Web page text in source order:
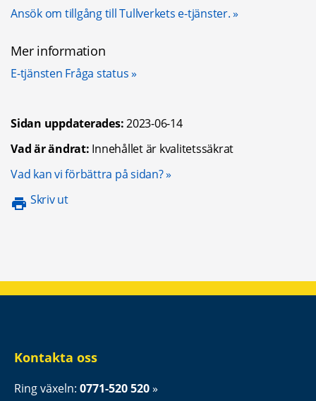
Ansök om tillgång till Tullverkets e-tjänster.
Mer information
E-tjänsten Fråga status
Sidan uppdaterades:2023-06-14
Vad är ändrat: Innehållet är kvalitetssäkrat
Vad kan vi förbättra på sidan?Öppnas i nytt fönster.
Skriv ut
Kontakta oss
Ring växeln: 0771-520 520